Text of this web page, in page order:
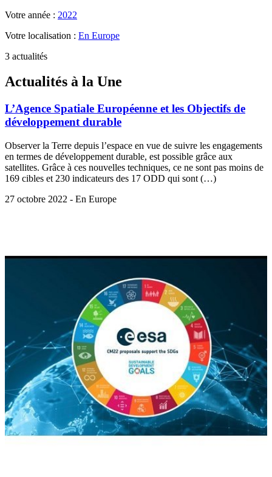
Votre année : 2022
Votre localisation : En Europe
3 actualités
Actualités à la Une
L’Agence Spatiale Européenne et les Objectifs de
développement durable
Observer la Terre depuis l’espace en vue de suivre les engagements
en termes de développement durable, est possible grâce aux
satellites. Grâce à ces nouvelles techniques, ce ne sont pas moins de
169 cibles et 230 indicateurs des 17 ODD qui sont (…)
27 octobre 2022 - En Europe